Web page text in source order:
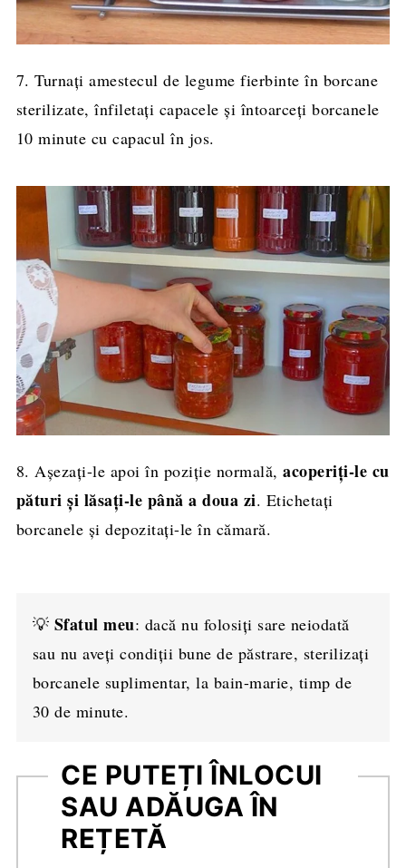
7. Turnați amestecul de legume fierbinte în borcane
sterilizate, înfiletați capacele și întoarceți borcanele
10 minute cu capacul în jos.
8. Așezați-le apoi în poziție normală,acoperiți-le cu
pături și lăsați-le până a doua zi. Etichetați
borcanele și depozitați-le în cămară.
💡 Sfatul meu: dacă nu folosiți sare neiodată
sau nu aveți condiții bune de păstrare, sterilizați
borcanele suplimentar, la bain-marie, timp de
30 de minute.
CE PUTEȚI ÎNLOCUI
SAU ADĂUGA ÎN
REȚETĂ